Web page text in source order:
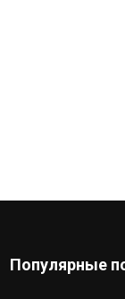
Популярные